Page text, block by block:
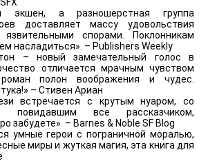
экшен, а разношерстная группа
доставляет массу удовольствия
спорами. Поклонникам
насладиться». – Publishers Weekly
– новый замечательный голос в
отличается мрачным чувством
полон воображения и чудес.
– Стивен Ариан
встречается с крутым нуаром, со
повидавшим все рассказчиком,
забудете». – Barnes & Noble SF Blog
умные герои с пограничной моралью,
миры и жуткая магия, эта книга для